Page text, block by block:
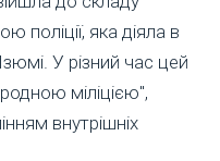
поліції, яка діяла в
У різний час цей
міліцією",
внутрішніх